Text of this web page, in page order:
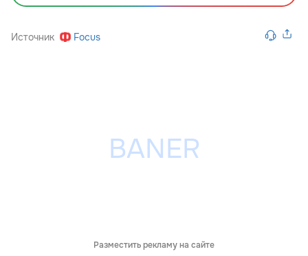
Источник Focus
Разместить рекламу на сайте